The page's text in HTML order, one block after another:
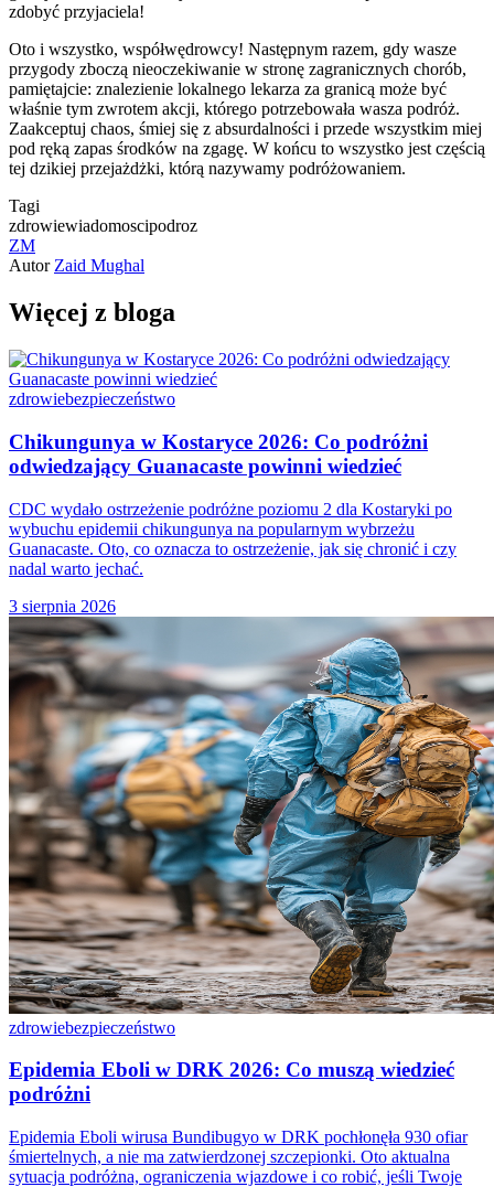
zdobyć przyjaciela!
Oto i wszystko, współwędrowcy! Następnym razem, gdy wasze
przygody zboczą nieoczekiwanie w stronę zagranicznych chorób,
pamiętajcie: znalezienie lokalnego lekarza za granicą może być
właśnie tym zwrotem akcji, którego potrzebowała wasza podróż.
Zaakceptuj chaos, śmiej się z absurdalności i przede wszystkim miej
pod ręką zapas środków na zgagę. W końcu to wszystko jest częścią
tej dzikiej przejażdżki, którą nazywamy podróżowaniem.
Tagi
zdrowiewiadomoscipodroz
ZM
Autor Zaid Mughal
Więcej z bloga
zdrowiebezpieczeństwo
Chikungunya w Kostaryce 2026: Co podróżni
odwiedzający Guanacaste powinni wiedzieć
CDC wydało ostrzeżenie podróżne poziomu 2 dla Kostaryki po
wybuchu epidemii chikungunya na popularnym wybrzeżu
Guanacaste. Oto, co oznacza to ostrzeżenie, jak się chronić i czy
nadal warto jechać.
3 sierpnia 2026
zdrowiebezpieczeństwo
Epidemia Eboli w DRK 2026: Co muszą wiedzieć
podróżni
Epidemia Eboli wirusa Bundibugyo w DRK pochłonęła 930 ofiar
śmiertelnych, a nie ma zatwierdzonej szczepionki. Oto aktualna
sytuacja podróżna, ograniczenia wjazdowe i co robić, jeśli Twoje